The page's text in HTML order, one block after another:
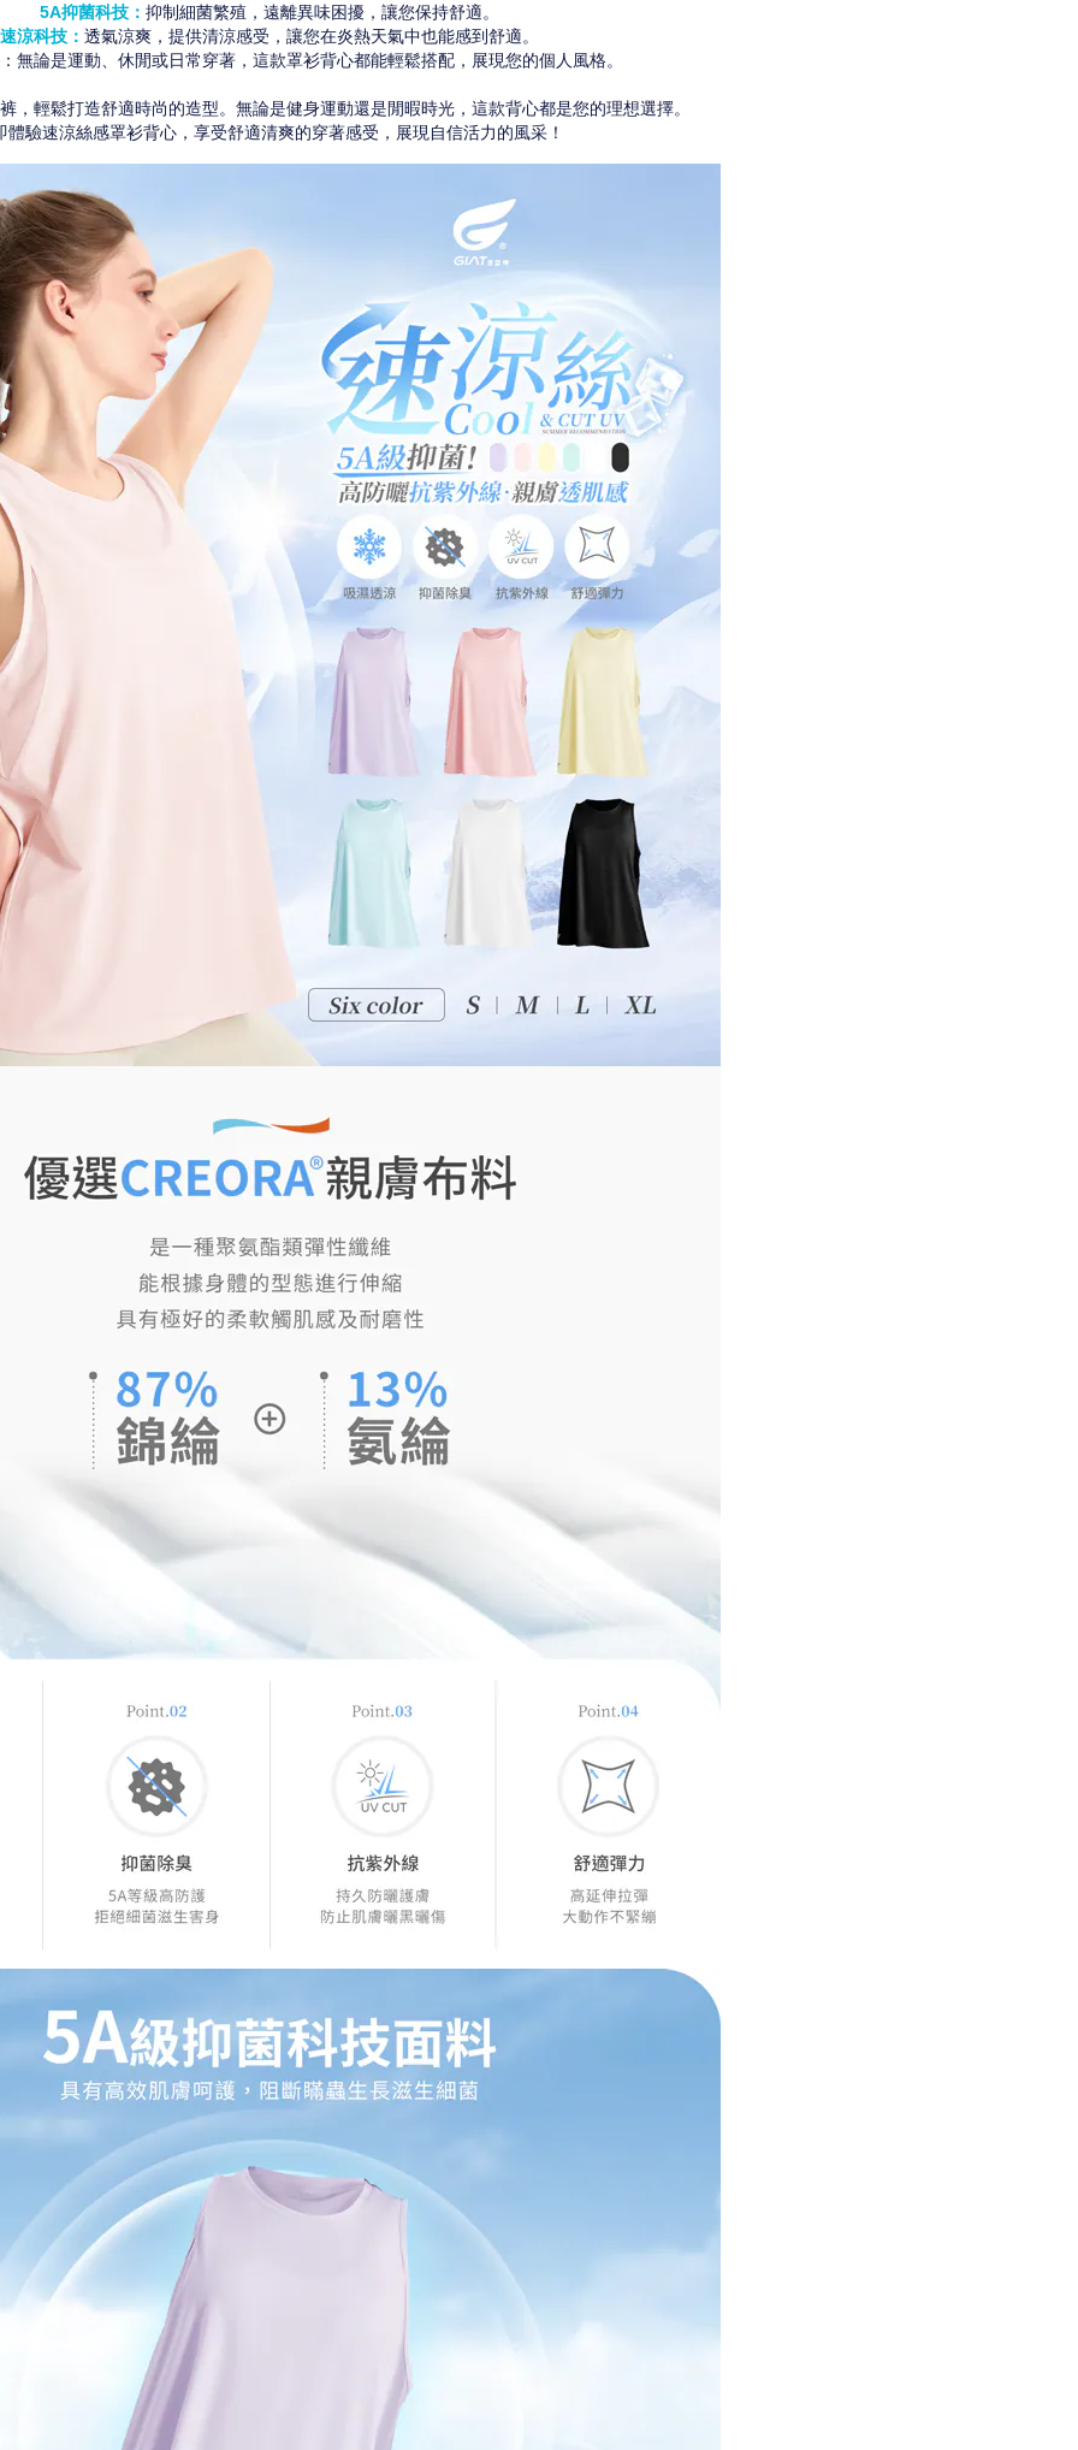
5A抑菌科技 ： 抑制細菌繁殖，遠離異味困擾，讓您保持舒適。
速涼科技 ： 透氣涼爽，提供清涼感受，讓您在炎熱天氣中也能感到舒適。
：無論是運動、休閒或日常穿著，這款罩衫背心都能輕鬆搭配，展現您的個人風格。
，輕鬆打造舒適時尚的造型。無論是健身運動還是閒暇時光，這款背心都是您的理想選擇。
體驗速涼絲感罩衫背心，享受舒適清爽的穿著感受，展現自信活力的風采！